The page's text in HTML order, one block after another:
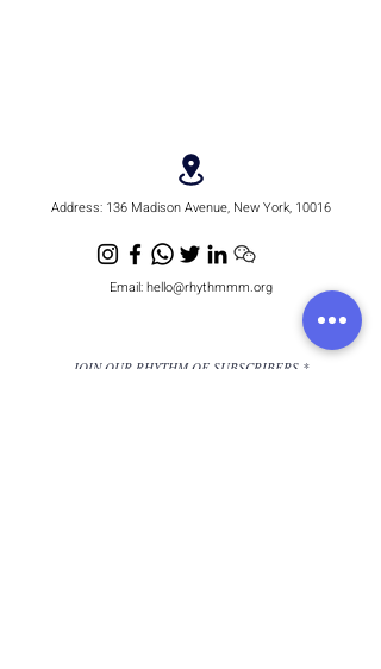
Address: 136 Madison Avenue, New York, 10016
Email:hello@rhythmmm.org
JOIN OUR RHYTHM OF SUBSCRIBERS